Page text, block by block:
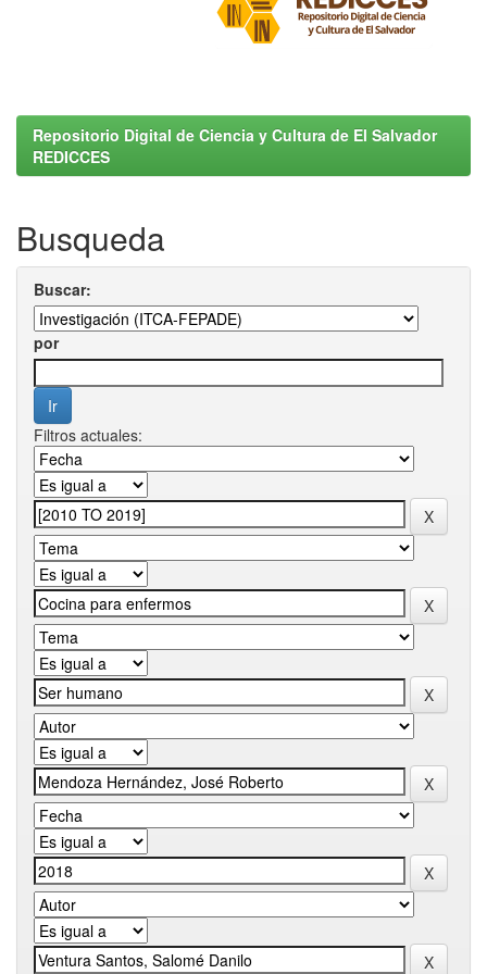
Repositorio Digital de Ciencia y Cultura de El Salvador
REDICCES
Busqueda
Buscar:
por
Filtros actuales: